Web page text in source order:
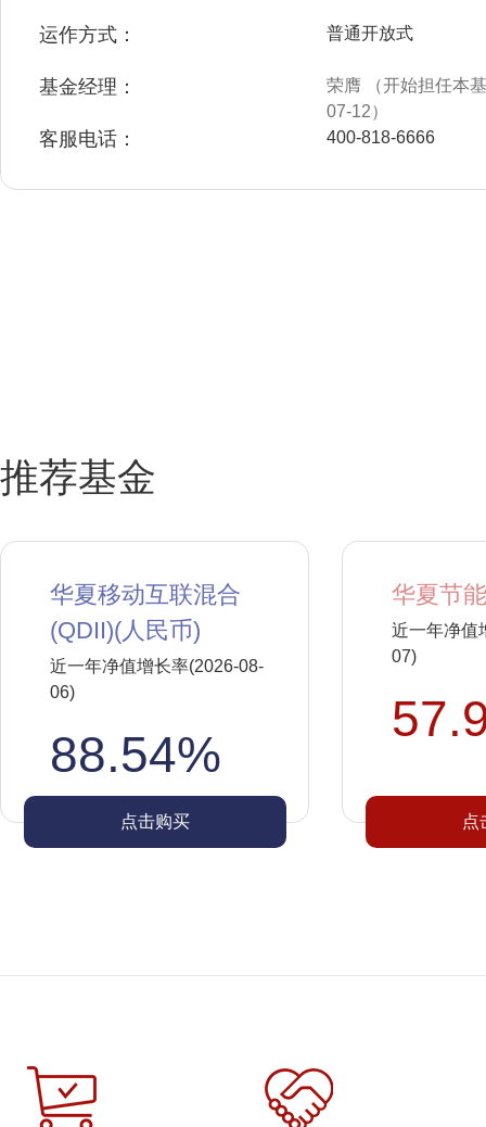
运作方式： 普通开放式
基金经理：
荣膺 （开始担任本
07-12）
客服电话： 400-818-6666
推荐基金
华夏移动互联混合
(QDII)(人民币)
近一年净值增长率(2026-08-
06)
88.54%
点击购买
华夏节
近一年净值
07)
点